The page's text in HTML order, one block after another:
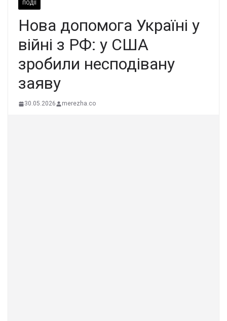
ПОДІЇ
Нова допомога Україні у
війні з РФ: у США
зробили несподівану
заяву
30.05.2026 merezha.co